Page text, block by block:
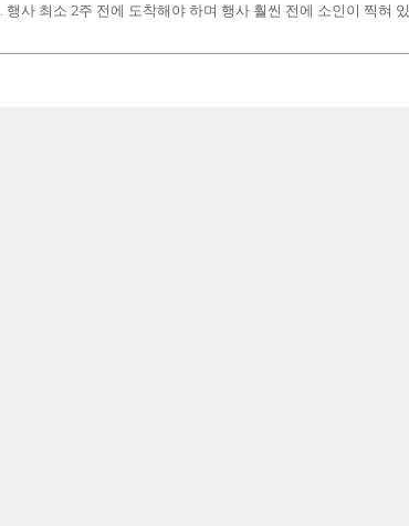
사 최소 2주 전에 도착해야 하며 행사 훨씬 전에 소인이 찍혀